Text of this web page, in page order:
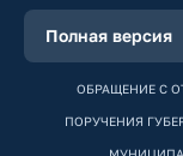
Полная версия
ОБРАЩЕНИЕ С
ПОРУЧЕНИЯ